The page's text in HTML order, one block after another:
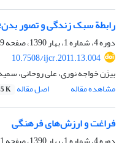
رابطة سبک زندگی و تصور
دوره 4، شماره 1، بهار 1390، صفحه
10.7508/ijcr.2011.13.004
بیژن خواجه نوری، علی روحانی،
مشاهده مقاله
اصل مقاله K
فراغت و ارزش‌های فرهنگی